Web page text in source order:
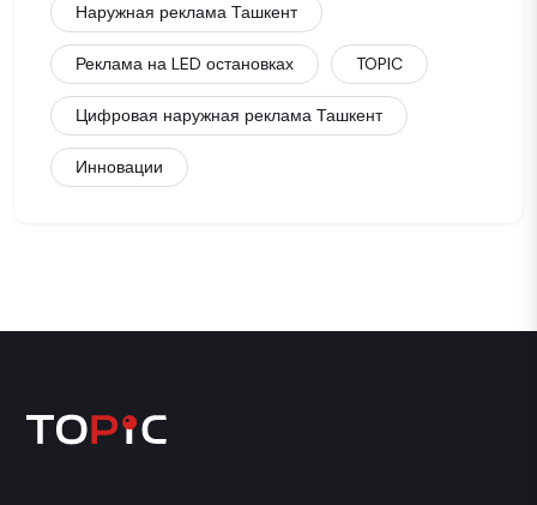
Наружная реклама Ташкент
Реклама на LED остановках TOPIC
Цифровая наружная реклама Ташкент
Инновации